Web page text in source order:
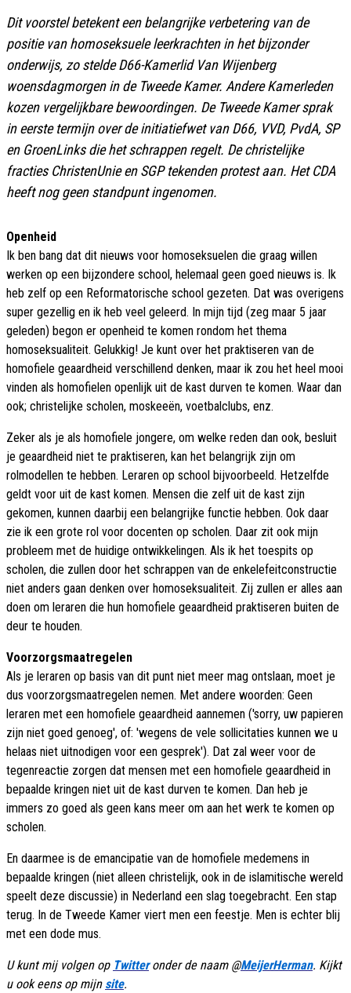
Dit voorstelbetekenteen belangrijke verbetering van de
positie van homoseksuele leerkrachten in het bijzonder
onderwijs, zo stelde D66-Kamerlid Van Wijenberg
woensdagmorgen in de Tweede Kamer. Andere Kamerleden
kozen vergelijkbare bewoordingen. De Tweede Kamer sprak
in eerste termijn over de initiatiefwet van D66, VVD, PvdA, SP
en GroenLinks die het schrappen regelt. De christelijke
fracties ChristenUnie en SGP tekenden protest aan. Het CDA
heeft nog geen standpunt ingenomen.
Openheid
Ik ben bang dat dit nieuws voor homoseksuelen die graag willen
werken op een bijzondere school, helemaal geen goed nieuws is. Ik
heb zelf op een Reformatorische school gezeten. Dat was overigens
super gezellig en ik heb veel geleerd. In mijn tijd (zeg maar 5 jaar
geleden) begon er openheid te komen rondom het thema
homoseksualiteit. Gelukkig! Je kunt over het praktiseren van de
homofiele geaardheid verschillend denken, maar ik zou het heel mooi
vinden als homofielen openlijk uit de kast durven te komen. Waar dan
ook; christelijke scholen, moskeeën, voetbalclubs, enz.
Zeker als je als homofiele jongere, om welke reden dan ook, besluit
je geaardheid niet te praktiseren, kan het belangrijk zijn om
rolmodellen te hebben. Leraren op school bijvoorbeeld. Hetzelfde
geldt voor uit de kast komen. Mensen die zelf uit de kast zijn
gekomen, kunnen daarbij een belangrijke functie hebben. Ook daar
zie ik een grote rol voor docenten op scholen. Daar zit ook mijn
probleem met de huidige ontwikkelingen. Als ik het toespits op
scholen, die zullen door het schrappen van de enkelefeitconstructie
niet anders gaan denken over homoseksualiteit. Zij zullen er alles aan
doen om leraren die hun homofiele geaardheid praktiseren buiten de
deur te houden.
Voorzorgsmaatregelen
Als je leraren op basis van dit punt niet meer mag ontslaan, moet je
dus voorzorgsmaatregelen nemen. Met andere woorden: Geen
leraren met een homofiele geaardheid aannemen ('sorry, uw papieren
zijn niet goed genoeg', of: 'wegens de vele sollicitaties kunnen we u
helaas niet uitnodigen voor een gesprek'). Dat zal weer voor de
tegenreactie zorgen dat mensen met een homofiele geaardheid in
bepaalde kringen niet uit de kast durven te komen. Dan heb je
immers zo goed als geen kans meer om aan het werk te komen op
scholen.
En daarmee is de emancipatie van de homofiele medemens in
bepaalde kringen (niet alleen christelijk, ook in de islamitische wereld
speelt deze discussie) in Nederland een slag toegebracht. Een stap
terug. In de Tweede Kamer viert men een feestje. Men is echter blij
met een dode mus.
U kunt mij volgen op Twitteronder de naam @MeijerHerman. Kijkt
u ook eens op mijn site.